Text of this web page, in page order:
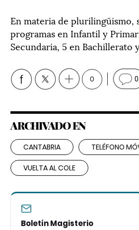
En materia de plurilingüismo,
programas en Infantil y
Secundaria, 5 en Bachillerato
0 0
ARCHIVADO EN
CANTABRIA TELÉFONO
VUELTA AL COLE
Boletín Magisterio